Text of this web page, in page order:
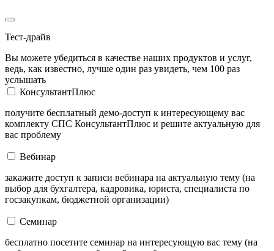
Тест-драйв
Вы можете убедиться в качестве наших продуктов и услуг,
ведь, как известно, лучше один раз увидеть, чем 100 раз
услышать
КонсультантПлюс
получите бесплатный демо-доступ к интересующему вас
комплекту СПС КонсультантПлюс и решите актуальную для
вас проблему
Вебинар
закажите доступ к записи вебинара на актуальную тему (на
выбор для бухгалтера, кадровика, юриста, специалиста по
госзакупкам, бюджетной организации)
Семинар
бесплатно посетите семинар на интересующую вас тему (на